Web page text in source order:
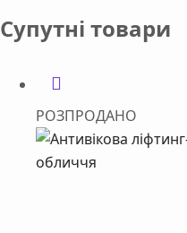
Супутні товари
РОЗПРОДАНО